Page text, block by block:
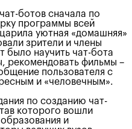
ботов сначала по
программы всей
уютная «домашняя»
зрители и члены
было научить чат-бота
рекомендовать фильмы –
пользователя с
и «человечным».
по созданию чат-
которого вошли
и